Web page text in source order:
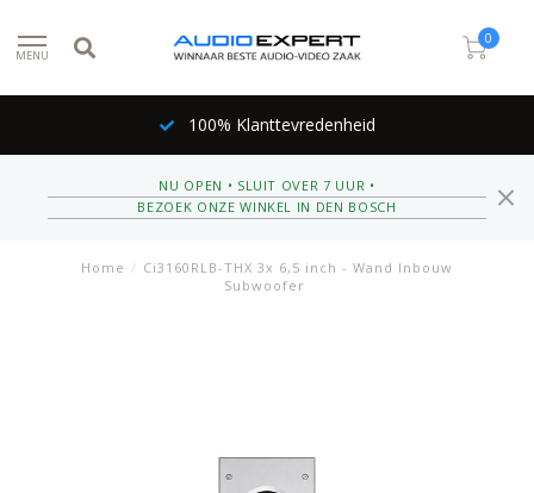
MENU
0
100% Klanttevredenheid
NU OPEN • SLUIT OVER 7 UUR •
BEZOEK ONZE WINKEL IN DEN BOSCH
Home / Ci3160RLB-THX 3x 6,5 inch - Wand Inbouw
Subwoofer